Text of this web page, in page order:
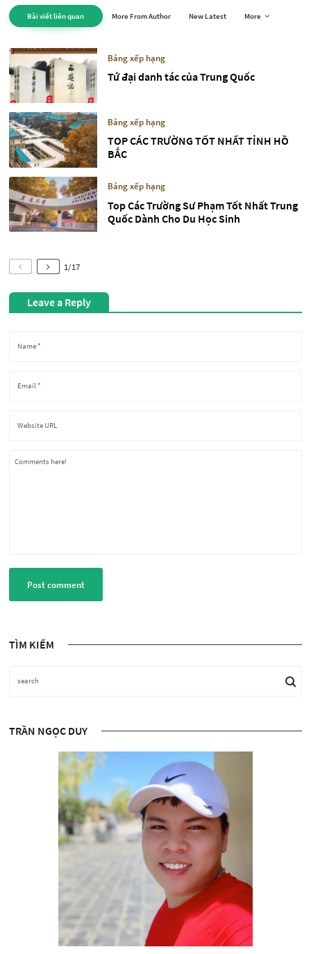
Bài viết liên quan More From Author New Latest More
Bảng xếp hạng
Tứ đại danh tác của Trung Quốc
Bảng xếp hạng
TOP CÁC TRƯỜNG TỐT NHẤT TỈNH HỒ
BẮC
Bảng xếp hạng
Top Các Trường Sư Phạm Tốt Nhất Trung
Quốc Dành Cho Du Học Sinh
1/17
Leave a Reply
Comments here!
Post comment
TÌM KIẾM
TRẦN NGỌC DUY